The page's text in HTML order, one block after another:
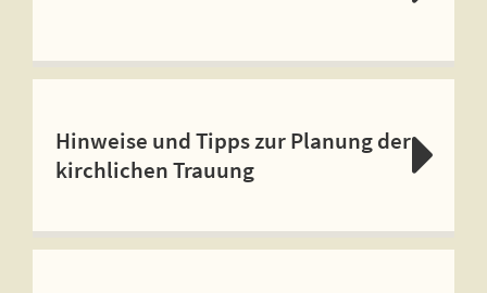
Hinweise und Tipps zur Planung der
kirchlichen Trauung